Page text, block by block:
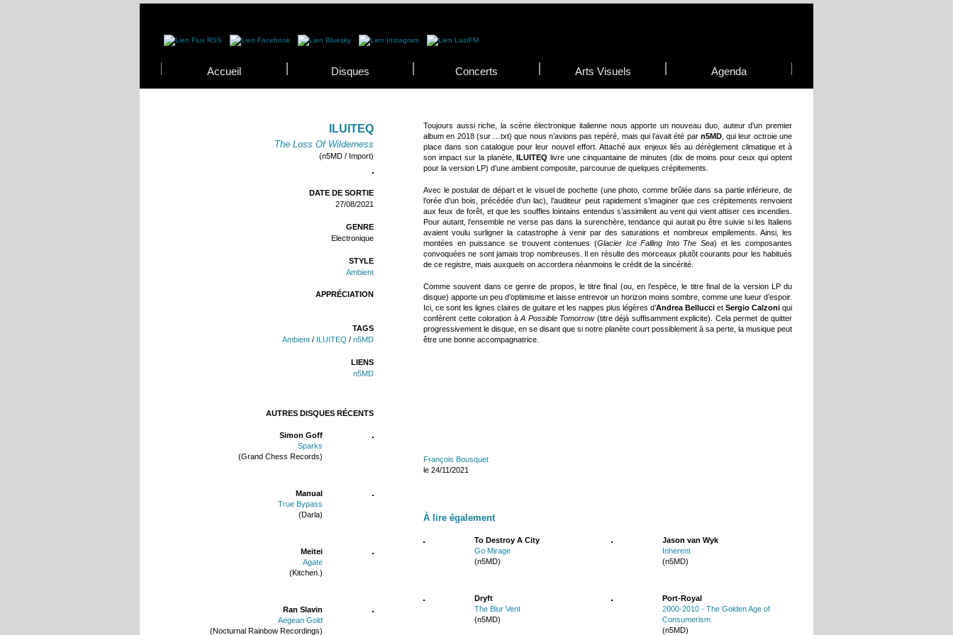
Accueil Disques Concerts Arts Visuels Agenda
ILUITEQ
The Loss Of Wilderness
(n5MD / Import)
DATE DE SORTIE
27/08/2021
GENRE
Electronique
STYLE
Ambient
APPRÉCIATION
TAGS
Ambient / ILUITEQ / n5MD
LIENS
n5MD
AUTRES DISQUES RÉCENTS
Simon Goff
Sparks
(Grand Chess Records)
Manual
True Bypass
(Darla)
Meitei
Agate
(Kitchen.)
Ran Slavin
Aegean Gold
(Nocturnal Rainbow Recordings)
Toujours aussi riche, la scène électronique italienne nous apporte un nouveau duo, auteur d’un premier
album en 2018 (sur …txt) que nous n’avions pas repéré, mais qui l’avait été par n5MD, qui leur octroie une
place dans son catalogue pour leur nouvel effort. Attaché aux enjeux liés au dérèglement climatique et à
son impact sur la planète,ILUITEQ livre une cinquantaine de minutes (dix de moins pour ceux qui optent
pour la version LP) d’une ambient composite, parcourue de quelques crépitements.
Avec le postulat de départ et le visuel de pochette (une photo, comme brûlée dans sa partie inférieure, de
l’orée d’un bois, précédée d’un lac), l’auditeur peut rapidement s’imaginer que ces crépitements renvoient
aux feux de forêt, et que les souffles lointains entendus s’assimilent au vent qui vient attiser ces incendies.
Pour autant, l’ensemble ne verse pas dans la surenchère, tendance qui aurait pu être suivie si les Italiens
avaient voulu surligner la catastrophe à venir par des saturations et nombreux empilements. Ainsi, les
montées en puissance se trouvent contenues (Glacier Ice Falling Into The Sea) et les composantes
convoquées ne sont jamais trop nombreuses. Il en résulte des morceaux plutôt courants pour les habitués
de ce registre, mais auxquels on accordera néanmoins le crédit de la sincérité.
Comme souvent dans ce genre de propos, le titre final (ou, en l’espèce, le titre final de la version LP du
disque) apporte un peu d’optimisme et laisse entrevoir un horizon moins sombre, comme une lueur d’espoir.
Ici, ce sont les lignes claires de guitare et les nappes plus légères d’Andrea Bellucci et Sergio Calzoni qui
confèrent cette coloration à A Possible Tomorrow(titre déjà suffisamment explicite). Cela permet de quitter
progressivement le disque, en se disant que si notre planète court possiblement à sa perte, la musique peut
être une bonne accompagnatrice.
François Bousquet
le 24/11/2021
À lire également
To Destroy A City
Go Mirage
(n5MD)
Jason van Wyk
Inherent
(n5MD)
Dryft
The Blur Vent
(n5MD)
Port-Royal
2000-2010 - The Golden Age of
Consumerism
(n5MD)